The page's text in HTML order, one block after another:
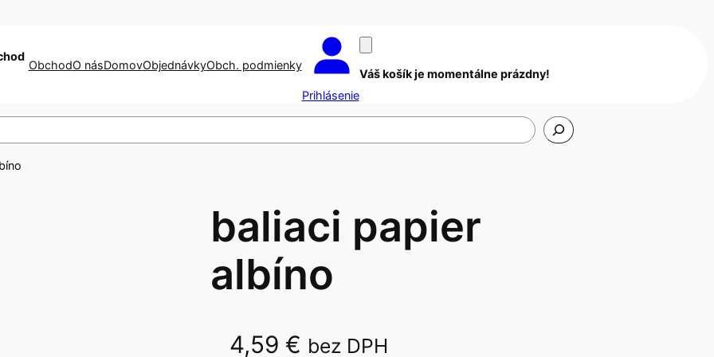
ObchodO násDomovObjednávkyObch. podmienky
Prihlásenie
Váš košík je momentálne prázdny!
baliaci papier
albíno
4,59 € bez DPH